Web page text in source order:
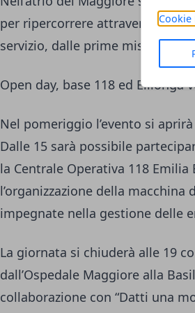
Cookie
per ripercorrere attraverso le
servizio, dalle prime missioni
Open day, base 118 ed Elilonga
Nel pomeriggio l’evento si
Dalle 15 sarà possibile
la Centrale Operativa 118
l’organizzazione della
impegnate nella gestione delle
La giornata si chiuderà alle 19
dall’Ospedale Maggiore alla
collaborazione con “Datti una